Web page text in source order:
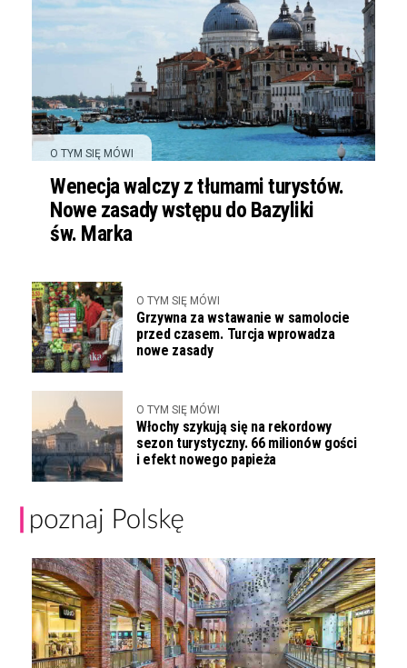
O TYM SIĘ MÓWI
Wenecja walczy z tłumami turystów.
Nowe zasady wstępu do Bazyliki
św. Marka
O TYM SIĘ MÓWI
Grzywna za wstawanie w samolocie
przed czasem. Turcja wprowadza
nowe zasady
O TYM SIĘ MÓWI
Włochy szykują się na rekordowy
sezon turystyczny. 66 milionów gości
i efekt nowego papieża